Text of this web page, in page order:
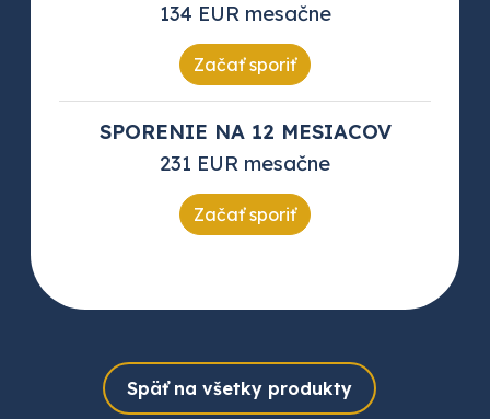
134 EUR mesačne
Začať sporiť
SPORENIE NA 12 MESIACOV
231 EUR mesačne
Začať sporiť
Späť na všetky produkty